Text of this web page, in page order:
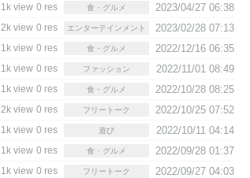
1k view 0 res 食・グルメ
2023/04/27 06:38
2k view 0 res エンターテインメント
2023/02/28 07:13
1k view 0 res 食・グルメ
2022/12/16 06:35
1k view 0 res ファッション
2022/11/01 08:49
1k view 0 res 食・グルメ
2022/10/28 08:25
2k view 0 res フリートーク
2022/10/25 07:52
1k view 0 res 遊び
2022/10/11 04:14
1k view 0 res 食・グルメ
2022/09/28 01:37
1k view 0 res フリートーク
2022/09/27 04:03